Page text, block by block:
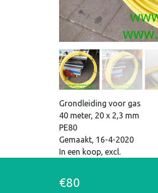
Grondleiding voor gas
40 meter, 20 x 2,3 mm
PE80
Gemaakt, 16-4-2020
In een koop, excl.
€80